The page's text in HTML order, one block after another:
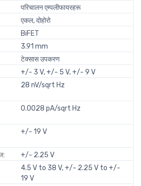
परिचालन एम्पलीफायरहरू
एकल, दोहोरो
BiFET
3.91 mm
टेक्सास उपकरण
+/- 3 V, +/- 5 V, +/- 9 V
28 nV/sqrt Hz
0.0028 pA/sqrt Hz
+/- 19 V
+/- 2.25 V
4.5 V to 38 V, +/- 2.25 V to +/-
19 V